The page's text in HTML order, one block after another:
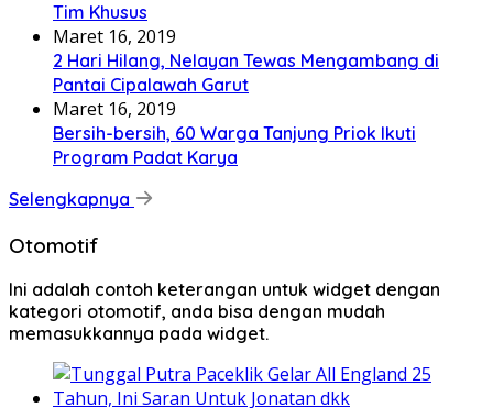
Tim Khusus
Maret 16, 2019
2 Hari Hilang, Nelayan Tewas Mengambang di
Pantai Cipalawah Garut
Maret 16, 2019
Bersih-bersih, 60 Warga Tanjung Priok Ikuti
Program Padat Karya
Selengkapnya
Otomotif
Ini adalah contoh keterangan untuk widget dengan
kategori otomotif, anda bisa dengan mudah
memasukkannya pada widget.